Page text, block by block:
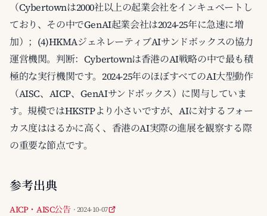
（Cybertownは2000社以上の起業会社をインキュベートし
ており、その中でGenAI起業会社は2024-25年に急速に増
加）；(4)HKMAジェネレーティブAIサンドボックスの協力
運営機関。判断：Cybertownは香港のAI戦略の中で最も積
極的な実行機関です。2024-25年のほぼすべてのAI大型動作
（AISC、AICP、GenAIサンドボックス）に関与していま
す。規模ではHKSTPより小さいですが、AIに対するフォー
カス度ははるかに高く、香港のAI実際の進展を観察する際
の重要な節点です。
参考出典
AICP・AISC公告 · 2024-10-07